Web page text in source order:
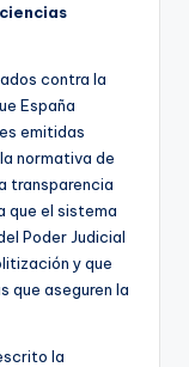
contra la
España
emitidas
normativa de
transparencia
que el sistema
Poder Judicial
y que
que aseguren la
la